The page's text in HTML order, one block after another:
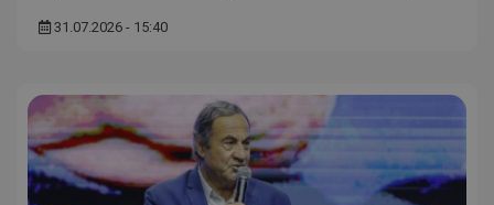
31.07.2026 - 15:40